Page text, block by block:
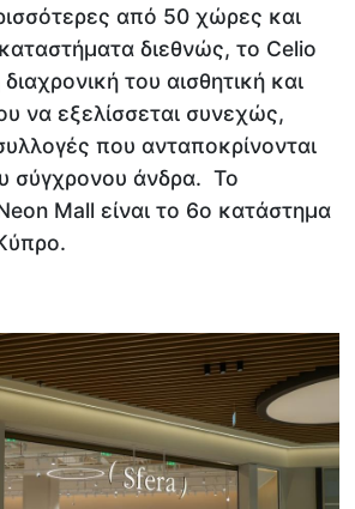
από 50 χώρες και
διεθνώς, το Celio
του αισθητική και
να εξελίσσεται συνεχώς,
που ανταποκρίνονται
σύγχρονου άνδρα. Το
Mall είναι το 6ο κατάστημα